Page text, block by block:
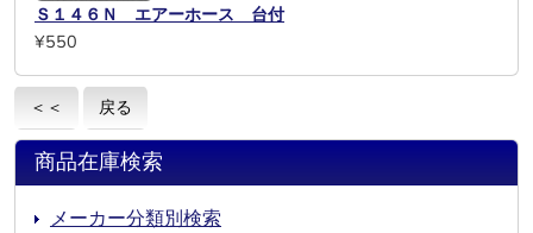
Ｓ１４６Ｎ エアーホース 台付
¥550
＜＜ 戻る
商品在庫検索
メーカー分類別検索